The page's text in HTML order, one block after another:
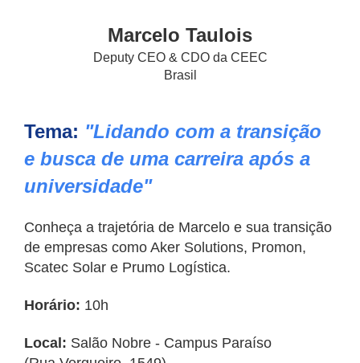
Marcelo Taulois
Deputy CEO & CDO da CEEC
Brasil
Tema: "Lidando com a transição
e busca de uma carreira após a
universidade"
Conheça a trajetória de Marcelo e sua transição
de empresas como Aker Solutions, Promon,
Scatec Solar e Prumo Logística.
Horário: 10h
Local: Salão Nobre - Campus Paraíso